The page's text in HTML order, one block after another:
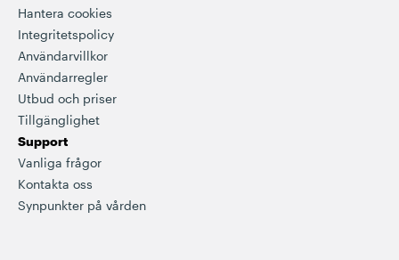
Hantera cookies
Integritetspolicy
Användarvillkor
Användarregler
Utbud och priser
Tillgänglighet
Support
Vanliga frågor
Kontakta oss
Synpunkter på vården